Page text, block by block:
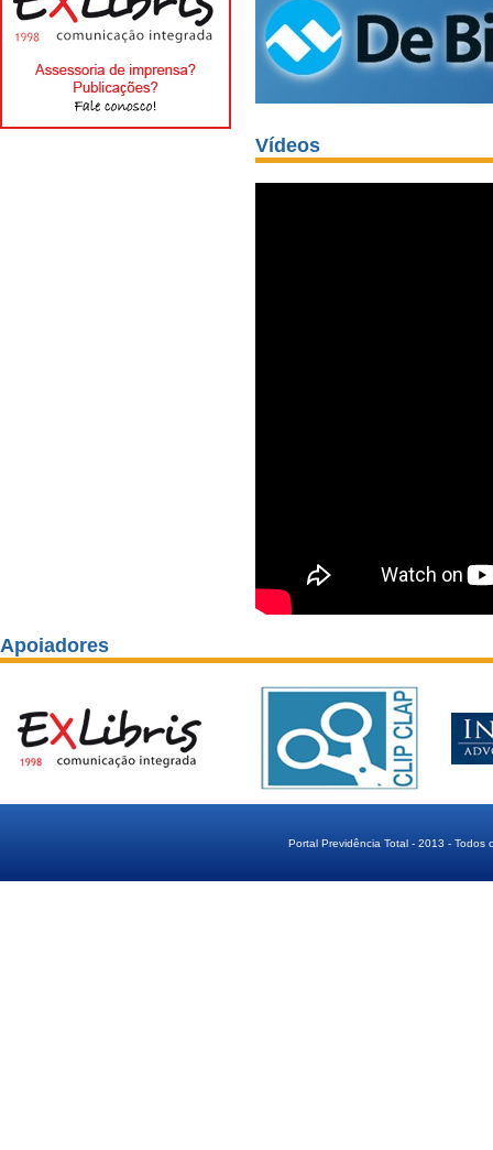
Vídeos
Apoiadores
Portal Previdência Total - 2013 - Todos